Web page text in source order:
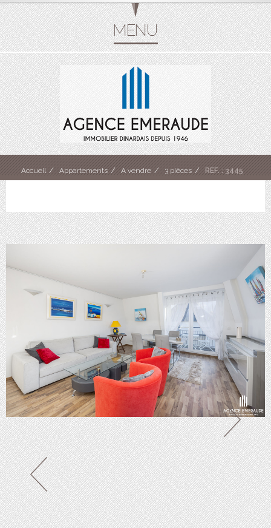
Accueil Appartements A vendre 3 pièces REF. : 3445